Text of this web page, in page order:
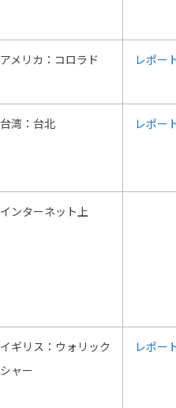
アメリカ：コロラド レポー
台湾：台北 レポー
インターネット上
イギリス：ウォリック
シャー
レポー